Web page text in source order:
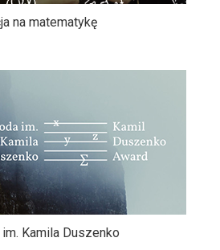
na matematykę
im. Kamila Duszenko